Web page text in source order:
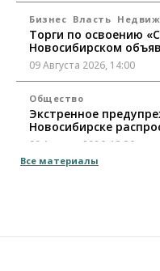
Бизнес Власть
Торги по освоению
Новосибирском
09 Августа 2026, 14:00
Общество
Экстренное
Новосибирске
09 Августа 2026, 13:30
Все материалы